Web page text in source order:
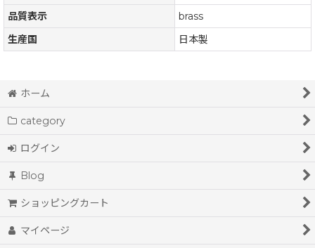
品質表示
brass
生産国
日本製
ホーム
category
ログイン
Blog
ショッピングカート
マイページ